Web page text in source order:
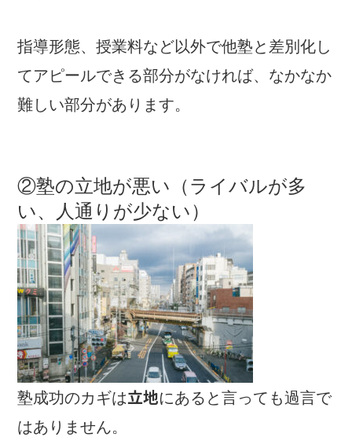
指導形態、授業料など以外で他塾と差別化し
てアピールできる部分がなければ、なかなか
難しい部分があります。
②塾の立地が悪い（ライバルが多
い、人通りが少ない）
塾成功のカギは立地にあると言っても過言で
はありません。